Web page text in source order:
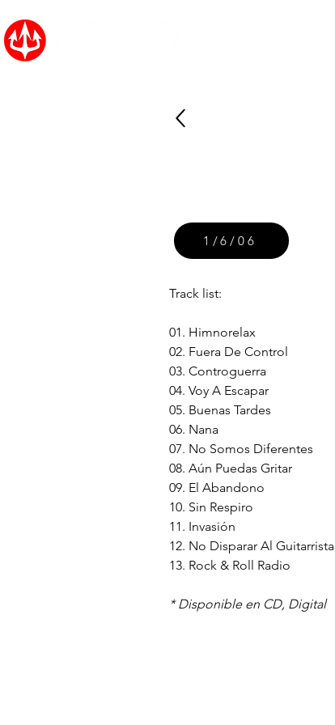
1/6/06
Track list:
01. Himnorelax
02. Fuera De Control
03. Controguerra
04. Voy A Escapar
05. Buenas Tardes
06. Nana
07. No Somos Diferentes
08. Aún Puedas Gritar
09. El Abandono
10. Sin Respiro
11. Invasión
12. No Disparar Al Guitarrista
13. Rock & Roll Radio
* Disponible en CD, Digital